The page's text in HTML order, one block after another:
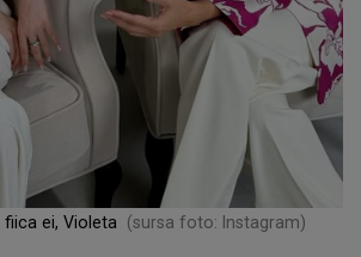
ei, Violeta (sursa foto: Instagram)